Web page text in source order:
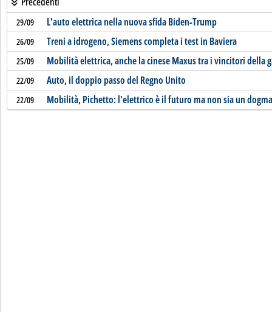
29/09 L'auto elettrica nella nuova sfida Biden-Trump
26/09 Treni a idrogeno, Siemens completa i test in Baviera
25/09 Mobilità elettrica, anche la cinese Maxus tra i vincitori della
22/09 Auto, il doppio passo del Regno Unito
22/09 Mobilità, Pichetto: l'elettrico è il futuro ma non sia un